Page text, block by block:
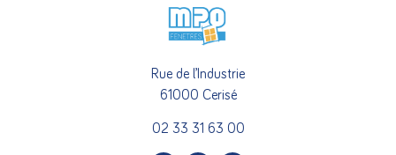
Rue de l’Industrie
61000 Cerisé
02 33 31 63 00